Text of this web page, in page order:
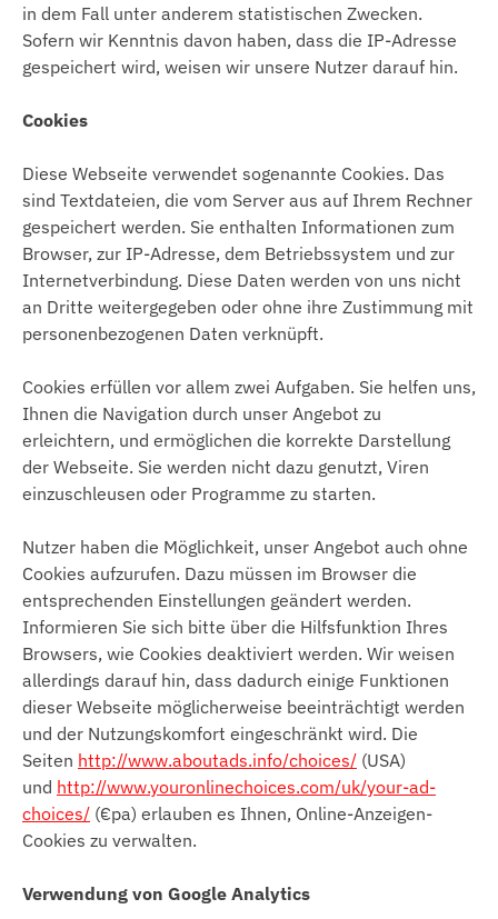
in dem Fall unter anderem statistischen Zwecken.
Sofern wir Kenntnis davon haben, dass die IP-Adresse
gespeichert wird, weisen wir unsere Nutzer darauf hin.
Cookies
Diese Webseite verwendet sogenannte Cookies. Das
sind Textdateien, die vom Server aus auf Ihrem Rechner
gespeichert werden. Sie enthalten Informationen zum
Browser, zur IP-Adresse, dem Betriebssystem und zur
Internetverbindung. Diese Daten werden von uns nicht
an Dritte weitergegeben oder ohne ihre Zustimmung mit
personenbezogenen Daten verknüpft.
Cookies erfüllen vor allem zwei Aufgaben. Sie helfen uns,
Ihnen die Navigation durch unser Angebot zu
erleichtern, und ermöglichen die korrekte Darstellung
der Webseite. Sie werden nicht dazu genutzt, Viren
einzuschleusen oder Programme zu starten.
Nutzer haben die Möglichkeit, unser Angebot auch ohne
Cookies aufzurufen. Dazu müssen im Browser die
entsprechenden Einstellungen geändert werden.
Informieren Sie sich bitte über die Hilfsfunktion Ihres
Browsers, wie Cookies deaktiviert werden. Wir weisen
allerdings darauf hin, dass dadurch einige Funktionen
dieser Webseite möglicherweise beeinträchtigt werden
und der Nutzungskomfort eingeschränkt wird. Die
Seiten http://www.aboutads.info/choices/ (USA)
und http://www.youronlinechoices.com/uk/your-ad-
choices/ (€pa) erlauben es Ihnen, Online-Anzeigen-
Cookies zu verwalten.
Verwendung von Google Analytics